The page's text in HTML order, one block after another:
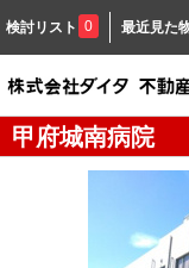
検討リスト 0 最近見た
甲府城南病院